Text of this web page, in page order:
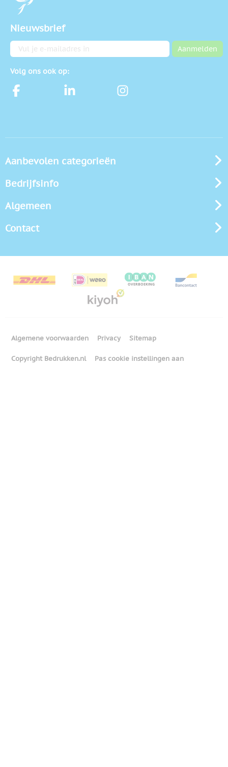
Nieuwsbrief
E-mailadres Aanmelden
Volg ons ook op:
Aanbevolen categorieën
Bedrijfsinfo
Algemeen
Contact
Algemene voorwaarden Privacy Sitemap
Copyright Bedrukken.nl Pas cookie instellingen aan